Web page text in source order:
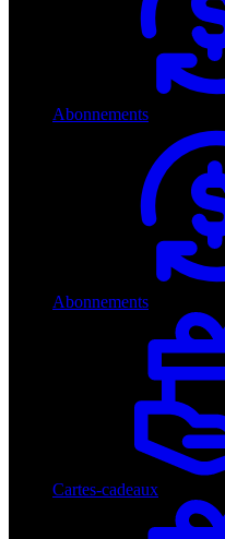
Abonnements
Abonnements
Cartes-cadeaux